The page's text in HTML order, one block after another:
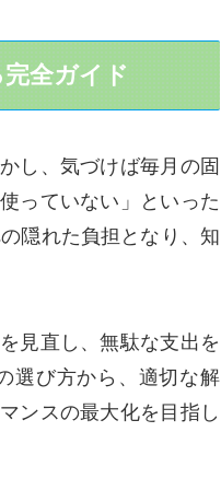
全ガイド
し、気づけば毎月の固
っていない」といった
隠れた負担となり、知
見直し、無駄な支出を
選び方から、適切な解
ンスの最大化を目指し